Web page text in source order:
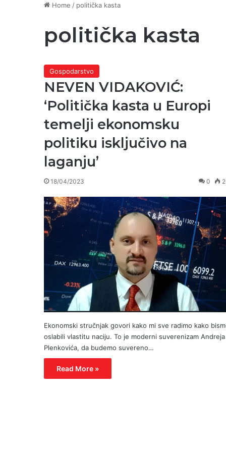
Home / politička kasta
politička kasta
Gospodarstvo
NEVEN VIDAKOVIĆ:
‘Politička kasta u Europi
temelji ekonomsku
politiku isključivo na
laganju’
18/04/2023 0
Ekonomski stručnjak govori kako mi sve radimo kako
oslabili vlastitu naciju. To je moderni suverenizam Andreja
Plenkovića, da budemo suvereno…
Read More »